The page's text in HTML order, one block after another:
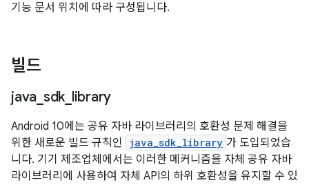
기능 문서 위치에 따라 구성됩니다.
빌드
java sdk library
Android 10에는 공유 자바 라이브러리의 호환성 문제 해결을
위한 새로운 빌드 규칙인
java_sdk_library 가 도입되었습
니다. 기기 제조업체에서는 이러한 메커니즘을 자체 공유 자바
라이브러리에 사용하여 자체 API의 하위 호환성을 유지할 수 있